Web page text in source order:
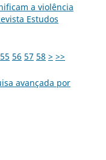
a violência
Estudos
55 56 57 58 > >>
avançada por